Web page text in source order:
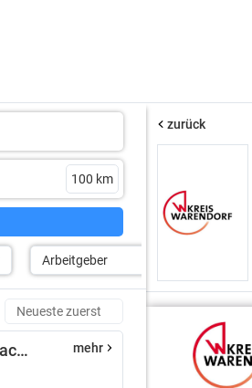
Arbeitgeber
Ausbildungsstelle zum Verwaltungsfachangestellten (m/w/d) mehr
zurück